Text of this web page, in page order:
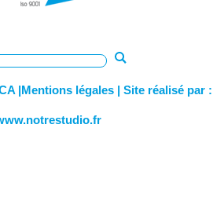
|Mentions légales| Site réalisé par :